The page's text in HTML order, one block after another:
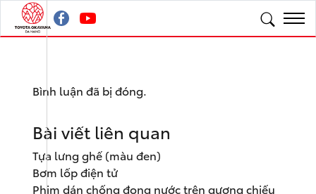
Bình luận đã bị đóng.
Bài viết liên quan
Tựa lưng ghế (màu đen)
Bơm lốp điện tử
Phim dán chống đọng nước trên gương chiếu